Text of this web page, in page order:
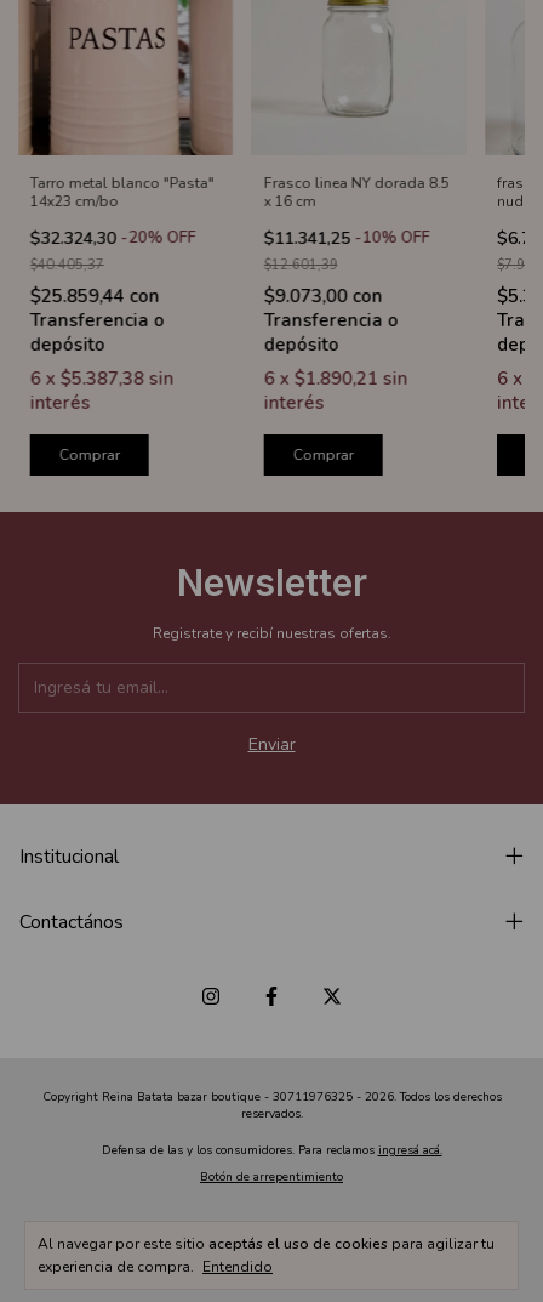
Al navegar por este sitio aceptás el uso de cookies para agilizar tu
experiencia de compra. Entendido
Tarro metal blanco "Pasta"
14x23 cm/bo
$32.324,30 -20% OFF
$40.405,37
$25.859,44 con
Transferencia o
depósito
6 x $5.387,38 sin
interés
Comprar
Frasco linea NY dorada 8.5
x 16 cm
$11.341,25 -10% OFF
$12.601,39
$9.073,00 con
Transferencia o
depósito
6 x $1.890,21 sin
interés
Comprar
nude
6 x
Newsletter
Registrate y recibí nuestras ofertas.
Institucional
Contactános
Copyright Reina Batata bazar boutique - 30711976325 - 2026. Todos los derechos
reservados.
Defensa de las y los consumidores. Para reclamos ingresá acá.
Botón de arrepentimiento